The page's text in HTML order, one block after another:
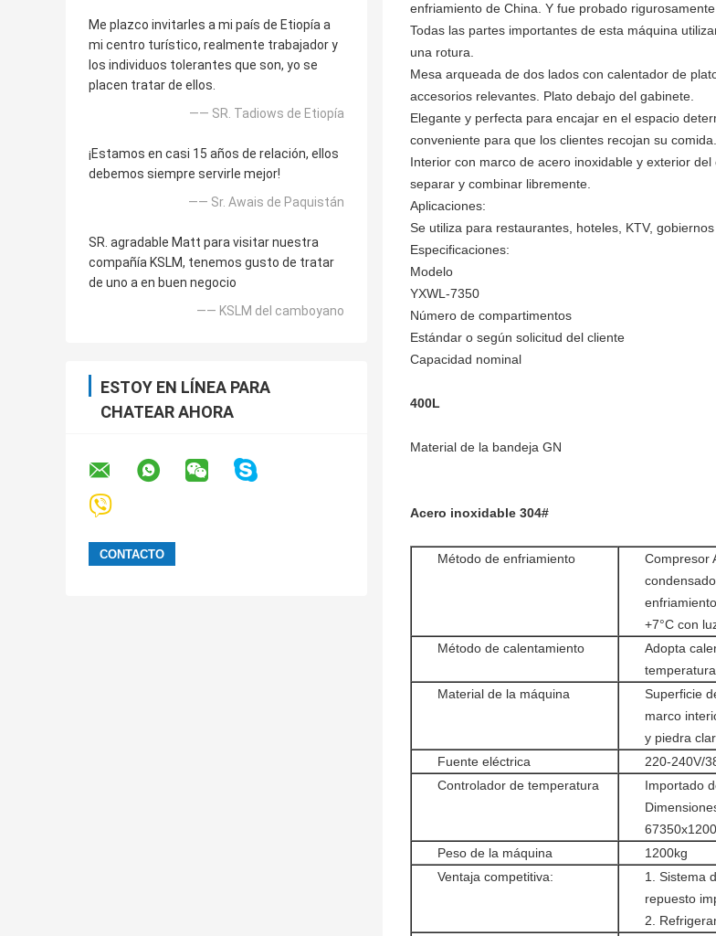
Me plazco invitarles a mi país de Etiopía a
mi centro turístico, realmente trabajador y
los individuos tolerantes que son, yo se
placen tratar de ellos.
—— SR. Tadiows de Etiopía
¡Estamos en casi 15 años de relación, ellos
debemos siempre servirle mejor!
—— Sr. Awais de Paquistán
SR. agradable Matt para visitar nuestra
compañía KSLM, tenemos gusto de tratar
de uno a en buen negocio
—— KSLM del camboyano
ESTOY EN LÍNEA PARA
CHATEAR AHORA
enfriamiento de China. Y fue probado
Todas las partes importantes de esta máquina
una rotura.
Mesa arqueada de dos lados con calentador de
accesorios relevantes. Plato debajo del gabinete.
Elegante y perfecta para encajar en el espacio
conveniente para que los clientes recojan su comida.
Interior con marco de acero inoxidable y exterior
separar y combinar libremente.
Aplicaciones:
Se utiliza para restaurantes, hoteles, KTV,
Especificaciones:
Modelo
YXWL-7350
Número de compartimentos
Estándar o según solicitud del cliente
Capacidad nominal
400L
Material de la bandeja GN
Acero inoxidable 304#
Método de enfriamiento
Compresor
+7°C con
Método de calentamiento
Adopta
Material de la máquina
Superficie
marco
y piedra
Fuente eléctrica
220-240V/
Controlador de temperatura
Importado
Peso de la máquina
1200kg
Ventaja competitiva:
1. Sistema
repuesto
2.